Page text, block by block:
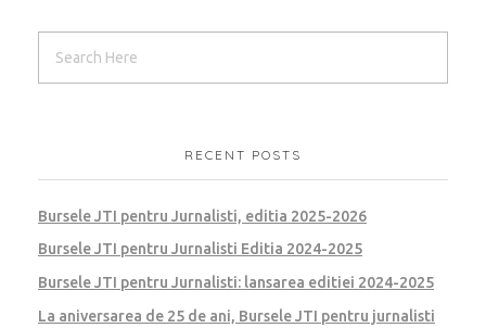
RECENT POSTS
Bursele JTI pentru Jurnalisti, editia 2025-2026
Bursele JTI pentru Jurnalisti Editia 2024-2025
Bursele JTI pentru Jurnalisti: lansarea editiei 2024-2025
La aniversarea de 25 de ani, Bursele JTI pentru jurnalisti